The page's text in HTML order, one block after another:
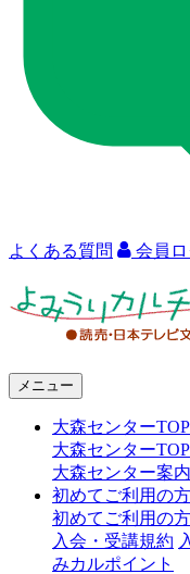
よくある質問 会員
メニュー
大森センターTOP
大森センターTOP
大森センター案内
初めてご利用の
初めてご利用の
入会・受講規約
みカルポイント